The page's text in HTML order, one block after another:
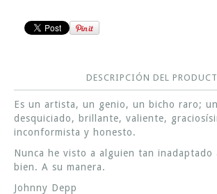
DESCRIPCIÓN DEL
Es un artista, un genio, un bicho raro;
desquiciado, brillante, valiente,
inconformista y honesto.
Nunca he visto a alguien tan inadaptado
bien. A su manera.
Johnny Depp